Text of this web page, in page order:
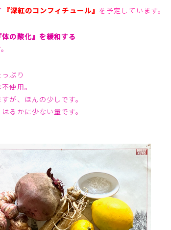
『深紅のコンフィチュール』 を予定しています。
の酸化』を緩和する
ぷり
使用。
が、ほんの少しです。
るかに少ない量です。